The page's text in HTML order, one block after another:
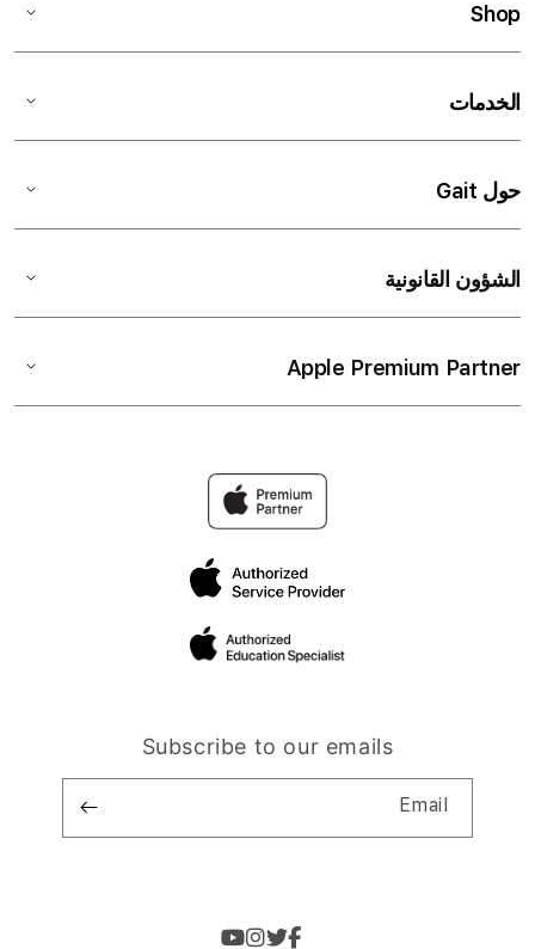
Shop
الخدمات
حول Gait
الشؤون القانونية
Apple Premium Partner
Subscribe to our emails
Email